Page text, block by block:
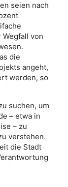
seien nach
von
die
angeht,
werden, so
suchen, um
– etwa in
– zu
verstehen.
die Stadt